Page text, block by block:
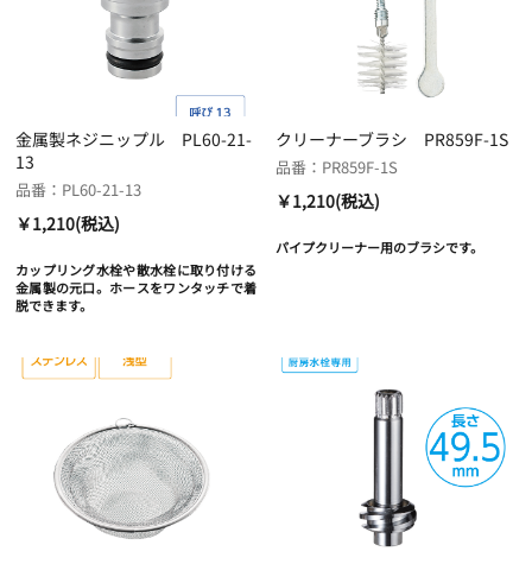
金属製ネジニップル PL60-21-
13
品番：PL60-21-13
￥1,210(税込)
カップリング水栓や散水栓に取り付ける
金属製の元口。ホースをワンタッチで着
脱できます。
クリーナーブラシ PR859F-1S
品番：PR859F-1S
￥1,210(税込)
パイプクリーナー用のブラシです。